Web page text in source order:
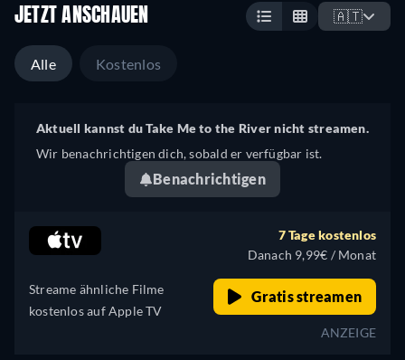
JETZT ANSCHAUEN 🇦🇹
Alle Kostenlos
Aktuell kannst du Take Me to the River nicht streamen.
Wir benachrichtigen dich, sobald er verfügbar ist.
Benachrichtigen
Streame ähnliche Filme
kostenlos auf Apple TV
7 Tage kostenlos
Danach 9,99€ / Monat
Gratis streamen
ANZEIGE